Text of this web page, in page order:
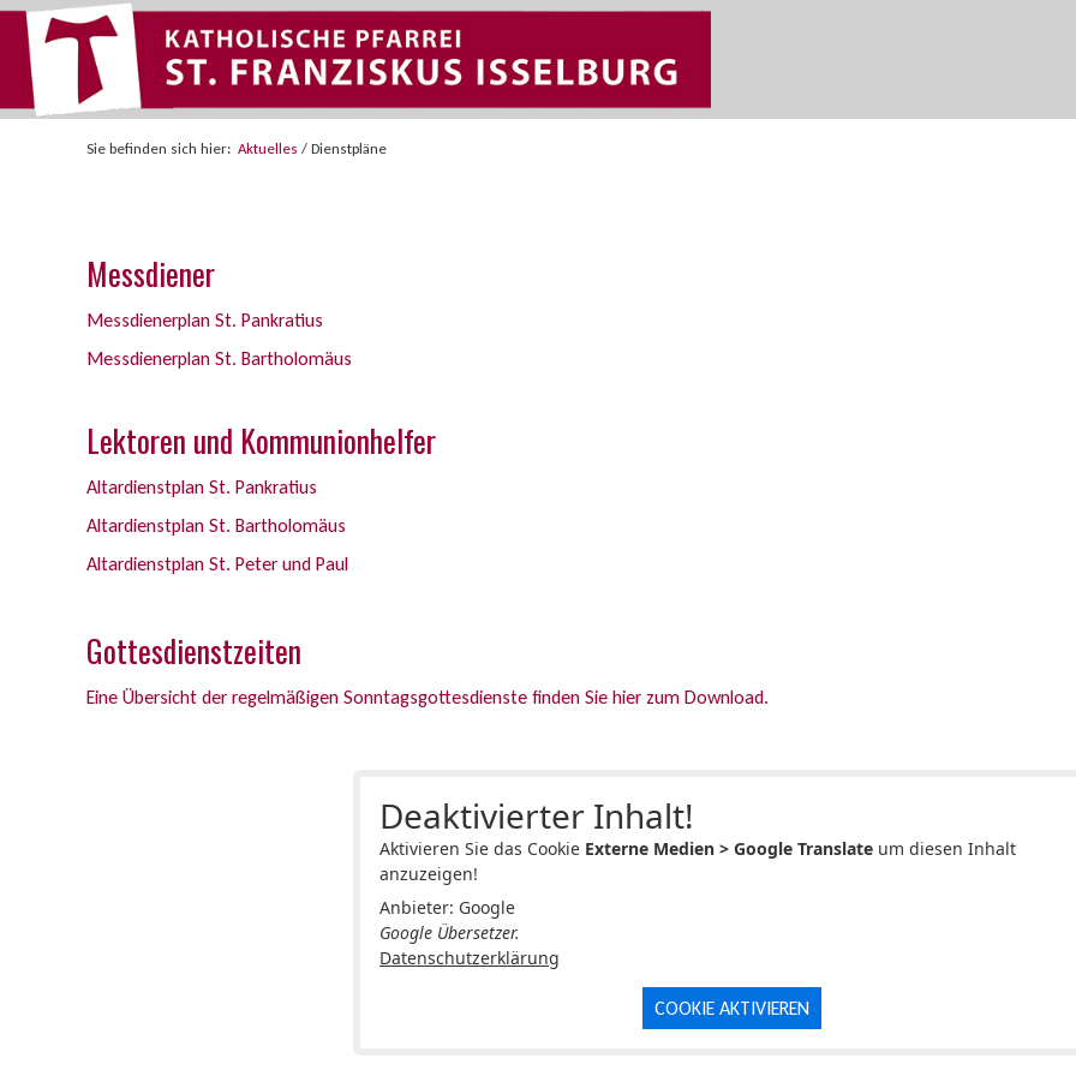
Sie befinden sich hier: Aktuelles / Dienstpläne
Messdiener
​Messdienerplan St. Pankratius
Messdienerplan St. Bartholomäus
Lektoren und Kommunionhelfer
Altardienstplan St. Pankratius
Altardienstplan St. Bartholomäus
Altardienstplan St. Peter und Paul
Gottesdienstzeiten
Eine Übersicht der regelmäßigen Sonntagsgottesdienste finden Sie hier zum Download.
Deaktivierter Inhalt!
Aktivieren Sie das Cookie Externe Medien > Google Translate um diesen Inhalt
anzuzeigen!
Anbieter: Google
Google Übersetzer.
Datenschutzerklärung
COOKIE AKTIVIEREN